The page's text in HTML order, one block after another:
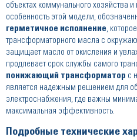
объектах коммунального хозяйства
особенность этой модели,
герметичное исполнение,
трансформаторного масла с
защищает масло от окисления и
продлевает срок службы самого
понижающий трансформатор с
является надежным решением для
электроснабжения, где важны
максимальная эффективность.
Подробные технические